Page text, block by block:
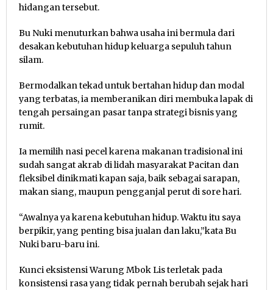
hidangan tersebut.
Bu Nuki menuturkan bahwa usaha ini bermula dari
desakan kebutuhan hidup keluarga sepuluh tahun
silam.
Bermodalkan tekad untuk bertahan hidup dan modal
yang terbatas, ia memberanikan diri membuka lapak di
tengah persaingan pasar tanpa strategi bisnis yang
rumit.
Ia memilih nasi pecel karena makanan tradisional ini
sudah sangat akrab di lidah masyarakat Pacitan dan
fleksibel dinikmati kapan saja, baik sebagai sarapan,
makan siang, maupun pengganjal perut di sore hari.
“Awalnya ya karena kebutuhan hidup. Waktu itu saya
berpikir, yang penting bisa jualan dan laku,”kata Bu
Nuki baru-baru ini.
Kunci eksistensi Warung Mbok Lis terletak pada
konsistensi rasa yang tidak pernah berubah sejak hari